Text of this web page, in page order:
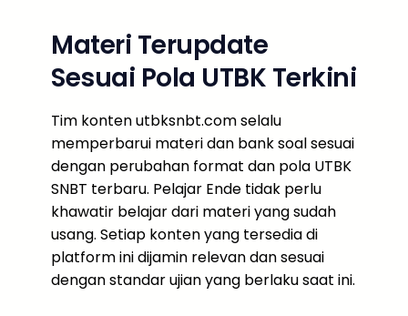
Materi Terupdate
Sesuai Pola UTBK Terkini
Tim konten utbksnbt.com selalu
memperbarui materi dan bank soal sesuai
dengan perubahan format dan pola UTBK
SNBT terbaru. Pelajar Ende tidak perlu
khawatir belajar dari materi yang sudah
usang. Setiap konten yang tersedia di
platform ini dijamin relevan dan sesuai
dengan standar ujian yang berlaku saat ini.